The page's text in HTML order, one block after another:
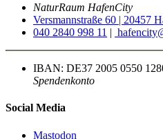
NaturRaum HafenCity
Versmannstraße 60 | 20457
040 2840 998 11 |
IBAN: DE37 2005 0550
Spendenkonto
Social Media
Mastodon